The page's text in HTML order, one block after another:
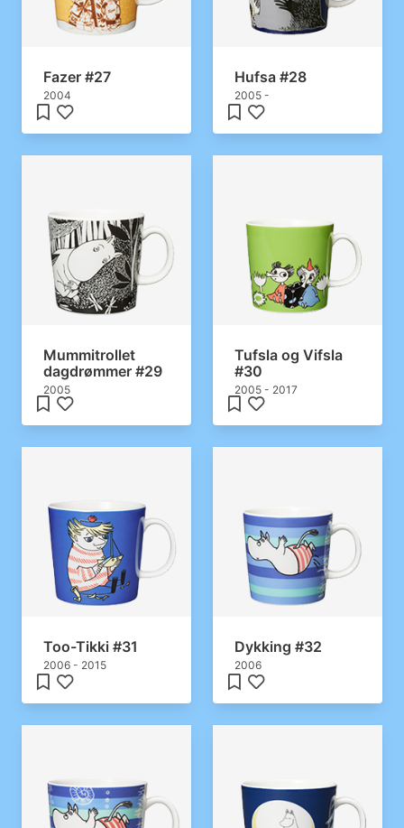
Fazer #27
2004
Hufsa #28
2005 -
Mummitrollet
dagdrømmer #29
2005
Tufsla og Vifsla
#30
2005 - 2017
Too-Tikki #31
2006 - 2015
Dykking #32
2006